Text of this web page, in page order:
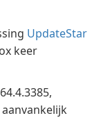
UpdateStar
keer